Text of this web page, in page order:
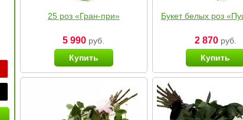
25 роз «Гран-при»
5 990 руб.
Купить
Букет белых роз
2 870руб.
Купить